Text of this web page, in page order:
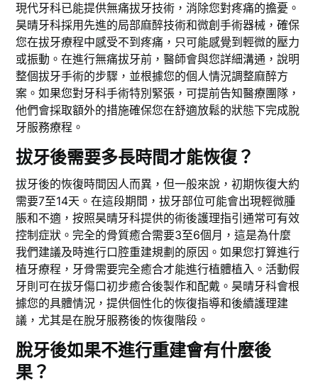
現代牙科已能提供無痛拔牙技術，消除您對疼痛的擔憂。
昊晴牙科採用先進的局部麻醉技術和微創手術器械，確保
您在拔牙療程中感受不到疼痛，只可能感覺到輕微的壓力
或振動。在進行無痛拔牙前，醫師會與您詳細溝通，說明
整個拔牙手術的步驟，並根據您的個人情況調整麻醉方
案。如果您對牙科手術特別緊張，可提前告知醫療團隊，
他們會採取額外的措施確保您在舒適放鬆的狀態下完成脫
牙服務療程。
拔牙後需要多長時間才能恢復？
拔牙後的恢復時間因人而異，但一般來說，初期恢復大約
需要7至14天。在這段期間，拔牙部位可能會出現輕微腫
脹和不適，按照昊晴牙科提供的術後護理指引通常可有效
控制症狀。完全的骨質癒合需要3至6個月，這是為什麼
我們建議及時進行口腔重建規劃的原因。如果您打算進行
植牙療程，牙骨需要完全癒合才能進行植體植入。活動假
牙則可在拔牙傷口初步癒合後製作和配戴。昊晴牙科會根
據您的具體情況，提供個性化的恢復指導和後續護理建
議，尤其是在脫牙服務後的恢復階段。
脫牙後如果不進行重建會有什麼後
果？